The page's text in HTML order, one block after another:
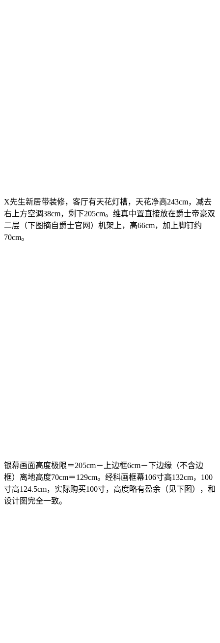
X先生新居带装修，客厅有天花灯槽，天花净高243cm，减去
右上方空调38cm，剩下205cm。维真中置直接放在爵士帝豪双
二层（下图摘自爵士官网）机架上，高66cm，加上脚钉约
70cm。
银幕画面高度极限＝205cm－上边框6cm－下边缘（不含边
框）离地高度70cm＝129cm。经科画框幕106寸高132cm，100
寸高124.5cm，实际购买100寸，高度略有盈余（见下图），和
设计图完全一致。